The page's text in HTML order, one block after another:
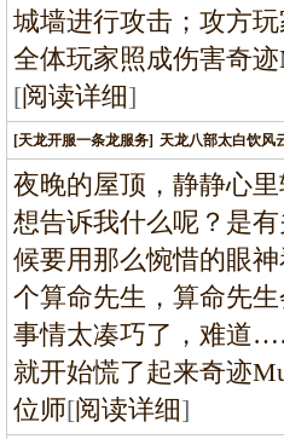
城墙进行攻击；攻方
全体玩家照成伤害奇
[阅读详细]
[天龙开服一条龙服务] 天龙八部太白饮风
夜晚的屋顶，静静心
想告诉我什么呢？是
候要用那么惋惜的眼
个算命先生，算命先
事情太凑巧了，难道
就开始慌了起来奇迹
位师[阅读详细]